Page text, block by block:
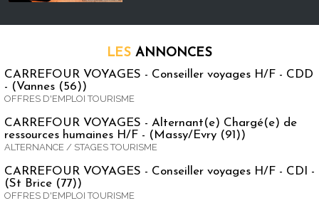
LES ANNONCES
CARREFOUR VOYAGES - Conseiller voyages H/F - CDD
- (Vannes (56))
OFFRES D'EMPLOI TOURISME
CARREFOUR VOYAGES - Alternant(e) Chargé(e) de
ressources humaines H/F - (Massy/Evry (91))
ALTERNANCE / STAGES TOURISME
CARREFOUR VOYAGES - Conseiller voyages H/F - CDI -
(St Brice (77))
OFFRES D'EMPLOI TOURISME